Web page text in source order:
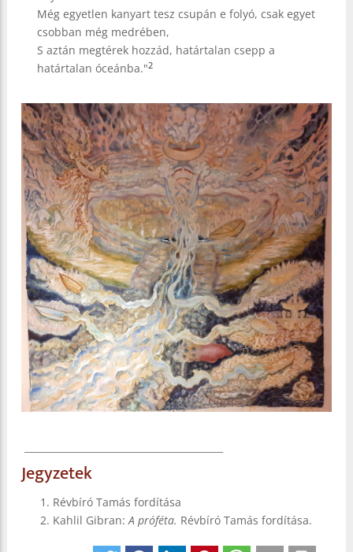
Még egyetlen kanyart tesz csupán e folyó, csak egyet
csobban még medrében,
S aztán megtérek hozzád, határtalan csepp a
határtalan óceánba."2
Jegyzetek
Révbíró Tamás fordítása
Kahlil Gibran: A próféta. Révbíró Tamás fordítása.